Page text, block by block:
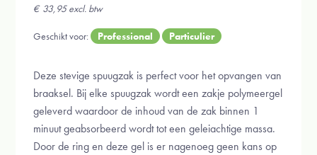
€ 33,95excl. btw
Geschikt voor: Professional Particulier
Deze stevige spuugzak is perfect voor het opvangen van
braaksel. Bij elke spuugzak wordt een zakje polymeergel
geleverd waardoor de inhoud van de zak binnen 1
minuut geabsorbeerd wordt tot een geleiachtige massa.
Door de ring en deze gel is er nagenoeg geen kans op